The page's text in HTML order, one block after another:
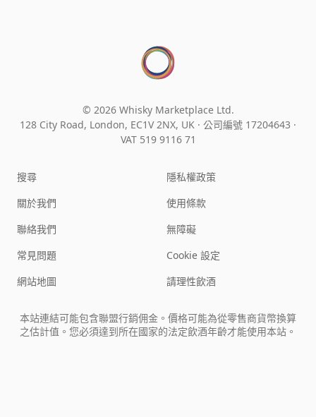
© 2026 Whisky Marketplace Ltd.
128 City Road, London, EC1V 2NX, UK · 公司編號 17204643 ·
VAT 519 9116 71
搜尋
關於我們
聯絡我們
常見問題
網站地圖
隱私權政策
使用條款
無障礙
Cookie 設定
請理性飲酒
本站連結可能包含聯盟行銷佣金。價格可能為從零售商貨幣換算
之估計值。您必須達到所在國家的法定飲酒年齡才能使用本站。